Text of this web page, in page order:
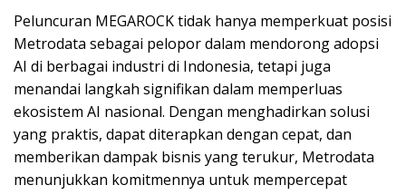
Peluncuran MEGAROCK tidak hanya memperkuat posisi
Metrodata sebagai pelopor dalam mendorong adopsi
AI di berbagai industri di Indonesia, tetapi juga
menandai langkah signifikan dalam memperluas
ekosistem AI nasional. Dengan menghadirkan solusi
yang praktis, dapat diterapkan dengan cepat, dan
memberikan dampak bisnis yang terukur, Metrodata
menunjukkan komitmennya untuk mempercepat